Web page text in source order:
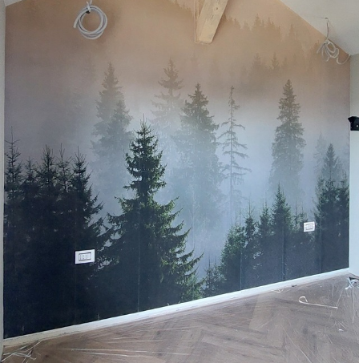
269 .00
Premium vinyl
kr /m²
Peel and Stick
666.67400.00 /m²